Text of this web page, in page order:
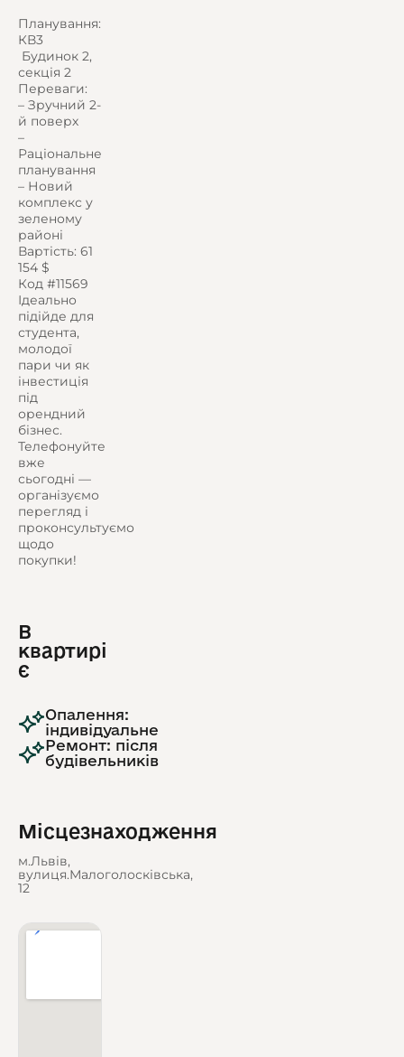
Планування:
КВ3
️ Будинок 2,
секція 2
Переваги:
– Зручний 2-
й поверх
–
Раціональне
планування
– Новий
комплекс у
зеленому
районі
Вартість: 61
154 $
Код #11569
Ідеально
підійде для
студента,
молодої
пари чи як
інвестиція
під
орендний
бізнес.
Телефонуйте
вже
сьогодні —
організуємо
перегляд і
проконсультуємо
щодо
покупки!
В
квартирі
є
Опалення:
індивідуальне
Ремонт: після
будівельників
Місцезнаходження
м.Львів,
вулиця.Малоголосківська,
12